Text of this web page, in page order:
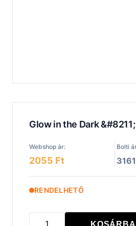
Glow in the Dark &#8211;
Webshop ár: Bolti
2055 Ft
RENDELHETŐ